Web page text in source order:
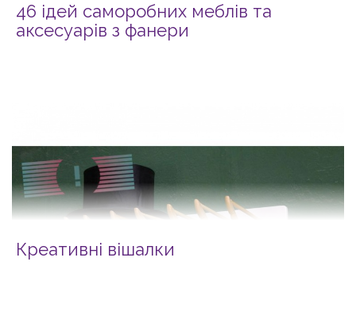
46 ідей саморобних меблів та
аксесуарів з фанери
Креативні вішалки